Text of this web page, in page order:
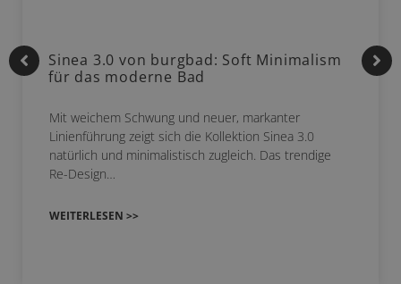
Sinea 3.0 von burgbad: Soft Minimalism
für das moderne Bad
Mit weichem Schwung und neuer, markanter
Linienführung zeigt sich die Kollektion Sinea 3.0
natürlich und minimalistisch zugleich. Das trendige
Re-Design…
WEITERLESEN >>